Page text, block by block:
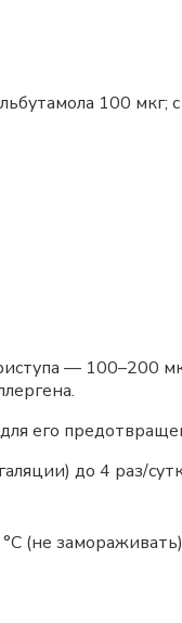
100
— 100–200
его
до 4 раз/
(не